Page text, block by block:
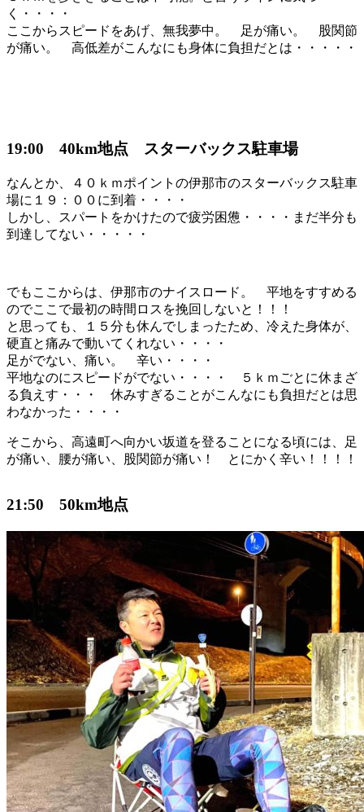
く・・・・
ここからスピードをあげ、無我夢中。 足が痛い。 股関節
が痛い。 高低差がこんなにも身体に負担だとは・・・・・
19:00 40km地点 スターバックス駐車場
なんとか、４０ｋｍポイントの伊那市のスターバックス駐車
場に１９：００に到着・・・・
しかし、スパートをかけたので疲労困憊・・・・まだ半分も
到達してない・・・・・
でもここからは、伊那市のナイスロード。 平地をすすめる
のでここで最初の時間ロスを挽回しないと！！！
と思っても、１５分も休んでしまったため、冷えた身体が、
硬直と痛みで動いてくれない・・・・
足がでない、痛い。 辛い・・・・
平地なのにスピードがでない・・・・ ５ｋｍごとに休まざ
る負えす・・・ 休みすぎることがこんなにも負担だとは思
わなかった・・・・
そこから、高遠町へ向かい坂道を登ることになる頃には、足
が痛い、腰が痛い、股関節が痛い！ とにかく辛い！！！！
21:50 50km地点